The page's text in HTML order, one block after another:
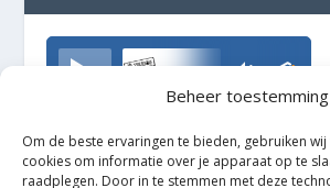
Beheer toestemming
Om de beste ervaringen te bieden, gebruiken
cookies om informatie over je apparaat op te
raadplegen. Door in te stemmen met deze
TrudoFM